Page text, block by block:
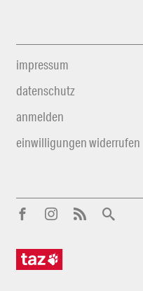
impressum
datenschutz
anmelden
einwilligungen widerrufen